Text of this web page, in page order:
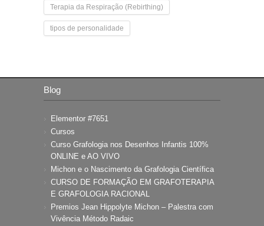
Terapia da Respiração (Rebirthing)
tipos de personalidade
Blog
Elementor #7651
Cursos
Curso Grafologia nos Desenhos Infantis 100%
ONLINE e AO VIVO
Michon e o Nascimento da Grafologia Científica
CURSO DE FORMAÇÃO EM GRAFOTERAPIA
E GRAFOLOGIA RACIONAL
Premios Jean Hippolyte Michon – Palestra com
Vivência Método Radaic